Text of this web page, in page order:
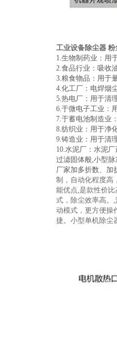
工业设备除尘器
1.生物制药业：用
2.食品行业：吸收
3.粮食物品：用于
4.化工厂：电焊烟
5.热电厂：用于清
6.于微电子工业：
7.于蓄电池制造业
8.纺织业：用于净
9.铸造业：用于清
10.水泥厂：水泥
过滤固体般,小型
厂家加多折数、加
制，自动化程度高
能优点,是款性价
式，除尘效率高。
动模式，更方便操
捷。小型单机除尘